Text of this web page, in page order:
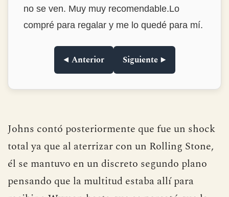
no se ven. Muy muy recomendable.Lo
compré para regalar y me lo quedé para mí.
◀ Anterior Siguiente ▶
Johns contó posteriormente que fue un shock
total ya que al aterrizar con un Rolling Stone,
él se mantuvo en un discreto segundo plano
pensando que la multitud estaba allí para